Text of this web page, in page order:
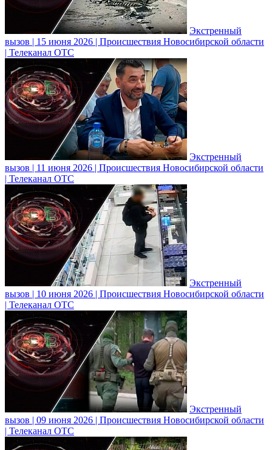
Экстренный
вызов | 15 июня 2026 | Происшествия Новосибирской области
| Телеканал ОТС
Экстренный
вызов | 11 июня 2026 | Происшествия Новосибирской области
| Телеканал ОТС
Экстренный
вызов | 10 июня 2026 | Происшествия Новосибирской области
| Телеканал ОТС
Экстренный
вызов | 09 июня 2026 | Происшествия Новосибирской области
| Телеканал ОТС